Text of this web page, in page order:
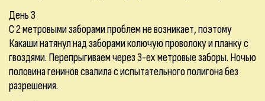
День 3
С 2 метровыми заборами проблем не возникает, поэтому
Какаши натянул над заборами колючую проволоку и планку с
гвоздями. Перепрыгиваем через 3-ех метровые заборы. Ночью
половина генинов свалила с испытательного полигона без
разрешения.